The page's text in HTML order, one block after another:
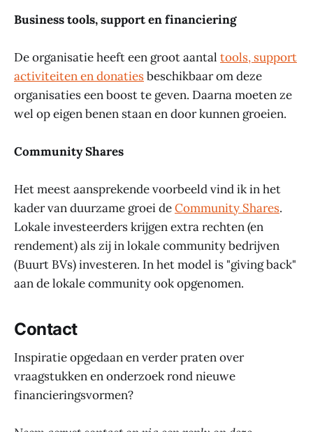
Business tools, support en financiering
De organisatie heeft een groot aantal tools, support
activiteiten en donatiesbeschikbaar om deze
organisaties een boost te geven. Daarna moeten ze
wel op eigen benen staan en door kunnen groeien.
Community Shares
Het meest aansprekende voorbeeld vind ik in het
kader van duurzame groei deCommunity Shares.
Lokale investeerders krijgen extra rechten (en
rendement) als zij in lokale community bedrijven
(Buurt BVs) investeren. In het model is "giving back"
aan de lokale community ook opgenomen.
Contact
Inspiratie opgedaan en verder praten over
vraagstukken en onderzoek rond nieuwe
financieringsvormen?